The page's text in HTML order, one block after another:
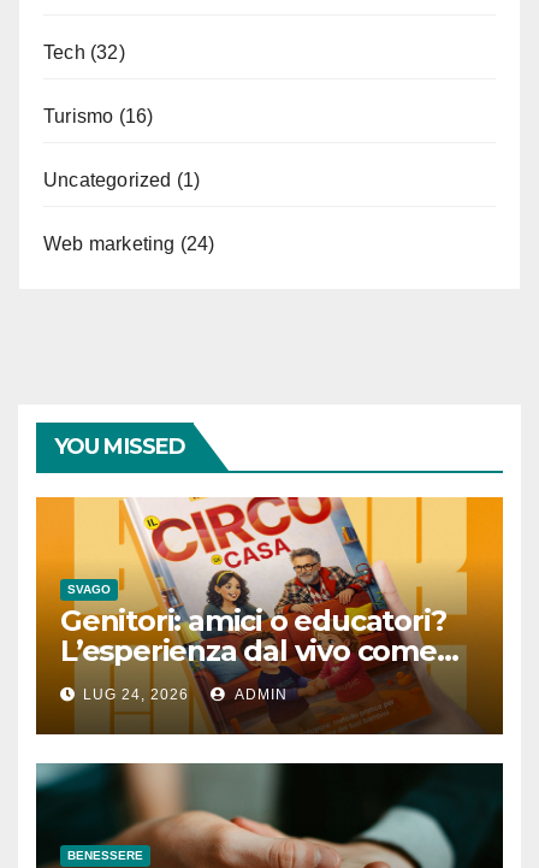
Tech (32)
Turismo (16)
Uncategorized (1)
Web marketing (24)
YOU MISSED
SVAGO
Genitori: amici o educatori?
L’esperienza dal vivo come
lezione quotidiana
LUG 24, 2026 ADMIN
BENESSERE